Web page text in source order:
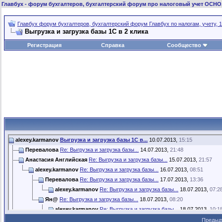
Главбух - форум бухгалтеров, бухгалтерский форум про налоговый учет
Главбух форум бухгалтеров, бухгалтерский форум Главбух по налогам, учету,
Выгрузка и загрузка базы 1С в 2 клика
Регистрация Справка Сообщество
alexey.karmanov Выгрузка и загрузка базы 1С в... 10.07.2013, 15:15
Перевалова Re: Выгрузка и загрузка базы... 14.07.2013, 21:48
Анастасия Английская Re: Выгрузка и загрузка базы... 15.07.2013, 21:57
alexey.karmanov Re: Выгрузка и загрузка базы... 16.07.2013, 08:51
Перевалова Re: Выгрузка и загрузка базы... 17.07.2013, 13:36
alexey.karmanov Re: Выгрузка и загрузка базы... 18.07.2013,
Ян@ Re: Выгрузка и загрузка базы... 18.07.2013, 08:20
alexey.karmanov Re: Выгрузка и загрузка базы... 18.07.2013,